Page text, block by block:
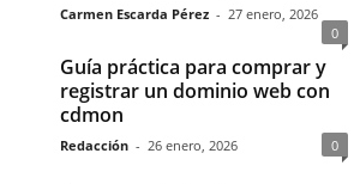
Carmen Escarda Pérez - 27 enero, 2026
0
Guía práctica para comprar y
registrar un dominio web con
cdmon
Redacción - 26 enero, 2026 0